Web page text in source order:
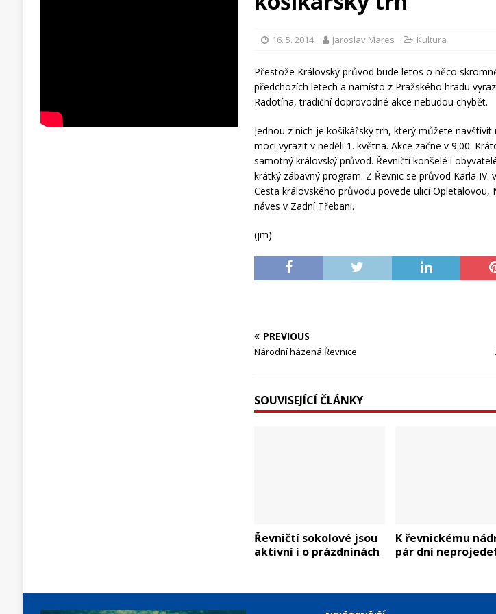
16. 5. 2014 Jaroslav Mares Kultura
Přestože Královský průvod bude letos o něco
předchozích letech a namísto z Pražského hradu
Radotína, tradiční doprovodné akce nebudou chybět.
Jednou z nich je košíkářský trh, který můžete
moci vyrazit v neděli 1. května. Akce začne v 9:00.
samotný královský průvod. Řevničtí konšelé i
krátký zábavný program. Z Řevnic se průvod Karla IV.
Cesta královského průvodu povede ulicí Opletalovou,
náves v Zadní Třebani.
(jm)
PREVIOUS
Národní házená Řevnice
SOUVISEJÍCÍ ČLÁNKY
Řevničtí sokolové jsou
aktivní i o prázdninách
K řevnickému
pár dní